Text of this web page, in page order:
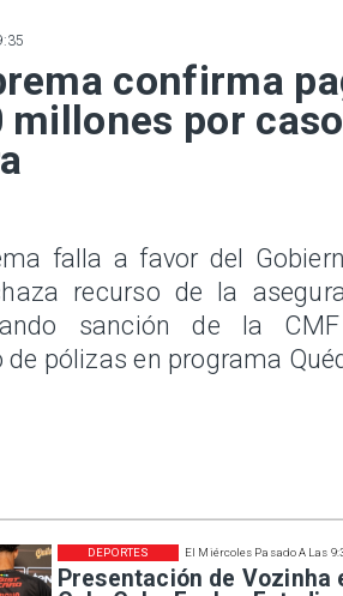
El Miércoles Pasado A Las
Presentación de Vozinha
DEPORTES
confirma
millones por caso
falla a favor del
recurso de la
sanción de la
pólizas en programa